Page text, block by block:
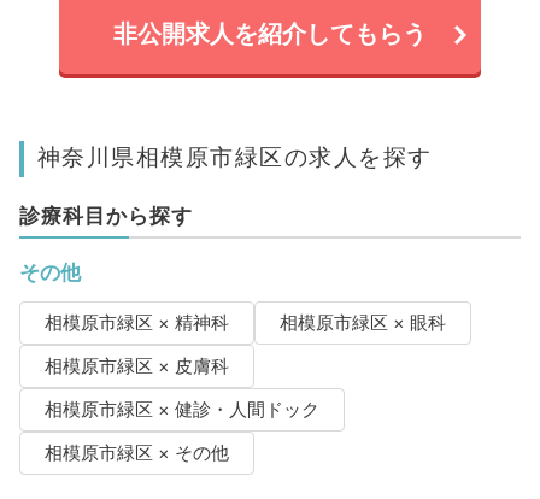
非公開求人を紹介してもらう
神奈川県相模原市緑区の求人を探す
診療科目から探す
その他
相模原市緑区 × 精神科
相模原市緑区 × 眼科
相模原市緑区 × 皮膚科
相模原市緑区 × 健診・人間ドック
相模原市緑区 × その他